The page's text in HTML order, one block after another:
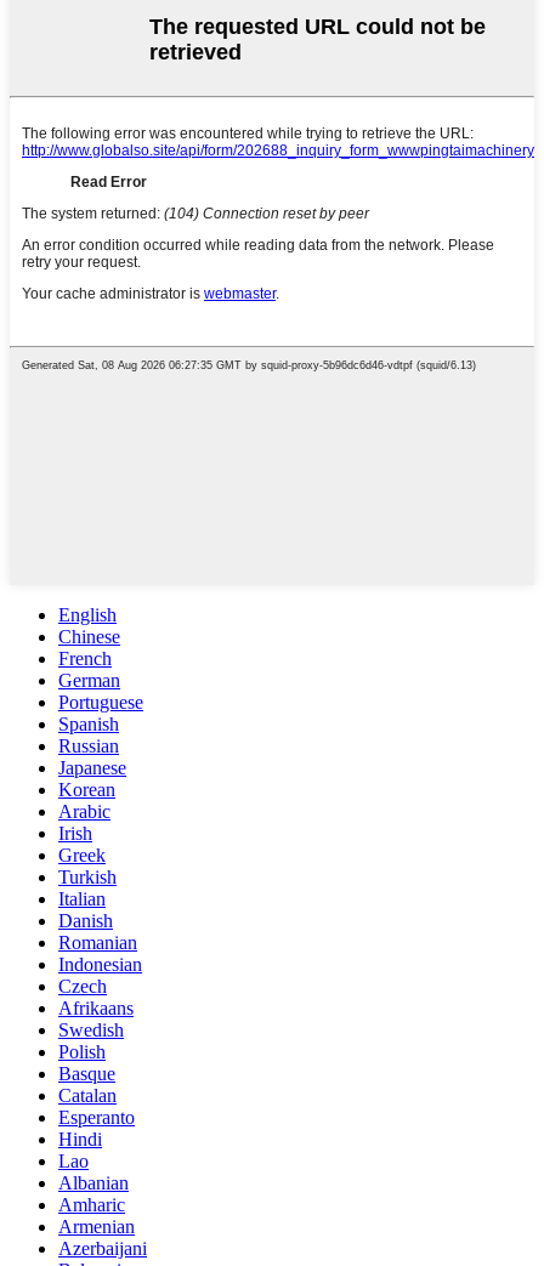
English
Chinese
French
German
Portuguese
Spanish
Russian
Japanese
Korean
Arabic
Irish
Greek
Turkish
Italian
Danish
Romanian
Indonesian
Czech
Afrikaans
Swedish
Polish
Basque
Catalan
Esperanto
Hindi
Lao
Albanian
Amharic
Armenian
Azerbaijani